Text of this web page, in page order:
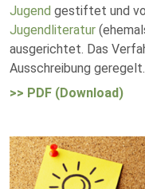
Jugend gestiftet und
Jugendliteratur
ausgerichtet. Das
Ausschreibung geregelt.
>> PDF (Download)